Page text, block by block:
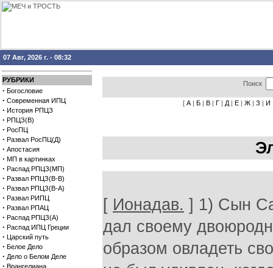
07 Авг, 2026 г. - 08:32
РУБРИКИ
· Богословие
· Современная ИПЦ
· История РПЦЗ
· РПЦЗ(В)
· РосПЦ
· Развал РосПЦ(Д)
· Апостасия
· МП в картинках
· Распад РПЦЗ(МП)
· Развал РПЦЗ(В-В)
· Развал РПЦЗ(В-А)
· Развал РИПЦ
· Развал РПАЦ
· Распад РПЦЗ(А)
· Распад ИПЦ Греции
· Царский путь
· Белое Дело
· Дело о Белом Деле
· Врангелиана
Поиск
[ А | Б | В | Г | Д | Е | Ж | З | И
[ Ионадав. ] 1) Сын
дал своему
образом овладеть